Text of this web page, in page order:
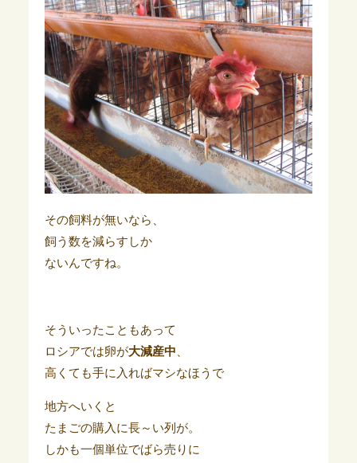
その飼料が無いなら、
飼う数を減らすしか
ないんですね。
そういったこともあって
ロシアでは卵が大減産中
高くても手に入ればマシなほうで
地方へいくと
たまごの購入に長～い列が。
しかも一個単位でばら売りに